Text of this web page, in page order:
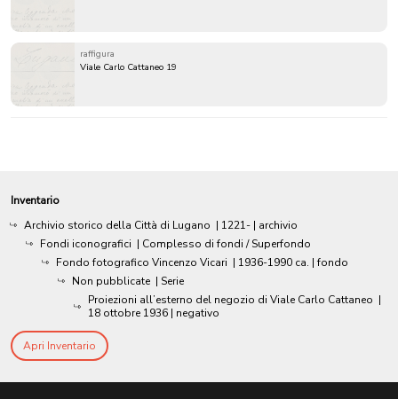
raffigura
Viale Carlo Cattaneo 19
Inventario
Archivio storico della Città di Lugano | 1221- | archivio
Fondi iconografici | Complesso di fondi / Superfondo
Fondo fotografico Vincenzo Vicari | 1936-1990 ca. | fondo
Non pubblicate | Serie
Proiezioni all’esterno del negozio di Viale Carlo Cattaneo |
18 ottobre 1936 | negativo
Apri Inventario